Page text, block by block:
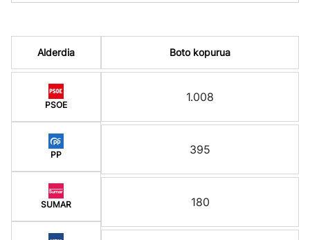
Alderdia
PSOE
PP
SUMAR
Boto kopurua
1.008
395
180